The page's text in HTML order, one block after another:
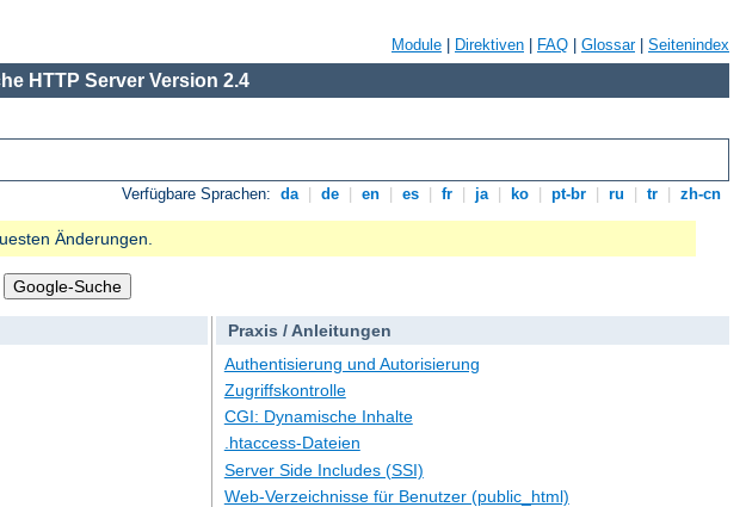
Module Direktiven FAQ Glossar| Seitenindex
HTTP Server Version 2.4
Verfügbare Sprachen: da de en es fr ja ko pt-br ru tr zh-cn
Änderungen.
Praxis / Anleitungen
Authentisierung und Autorisierung
Zugriffskontrolle
CGI: Dynamische Inhalte
.htaccess-Dateien
Server Side Includes (SSI)
Web-Verzeichnisse für Benutzer (public_html)